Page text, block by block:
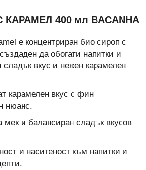
400 мл BACANHA
е концентриран био сироп с
да обогати напитки и
сладък вкус и нежен карамелен
карамелен вкус с фин
нюанс.
мек и балансиран сладък вкусов
и наситеност към напитки и